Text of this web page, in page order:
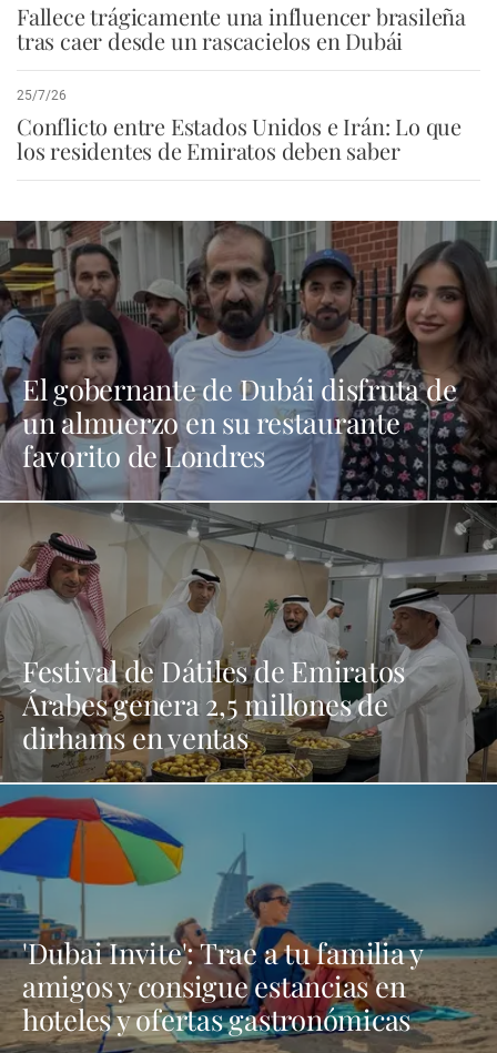
Fallece trágicamente una influencer brasileña
tras caer desde un rascacielos en Dubái
25/7/26
Conflicto entre Estados Unidos e Irán: Lo que
los residentes de Emiratos deben saber
El gobernante de Dubái disfruta de
un almuerzo en su restaurante
favorito de Londres
Festival de Dátiles de Emiratos
Árabes genera 2,5 millones de
dirhams en ventas
'Dubai Invite': Trae a tu familia y
amigos y consigue estancias en
hoteles y ofertas gastronómicas